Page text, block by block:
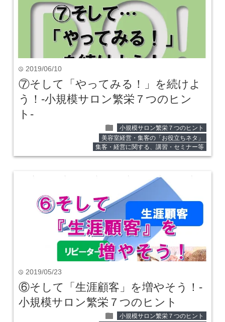
time 2019/06/10
⑦そして「やってみる！」を続けよ
う！‐小規模サロン繁栄７つのヒン
ト‐
folder
小規模サロン繁栄７つのヒント
美容室経営・集客の「お役立ちネタ」
集客・経営に関する、講習・セミナー等
time 2019/05/23
⑥そして「生涯顧客」を増やそう！‐
小規模サロン繁栄７つのヒント
folder
小規模サロン繁栄７つのヒント